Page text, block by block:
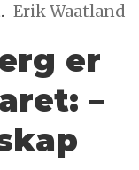
Erik Waatland
er
–